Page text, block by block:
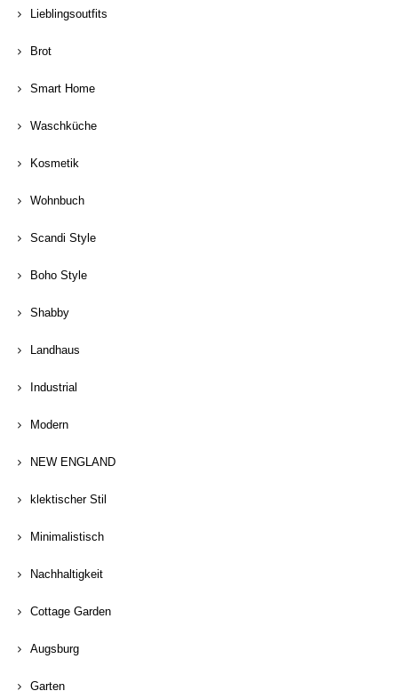
Lieblingsoutfits
Brot
Smart Home
Waschküche
Kosmetik
Wohnbuch
Scandi Style
Boho Style
Shabby
Landhaus
Industrial
Modern
NEW ENGLAND
klektischer Stil
Minimalistisch
Nachhaltigkeit
Cottage Garden
Augsburg
Garten